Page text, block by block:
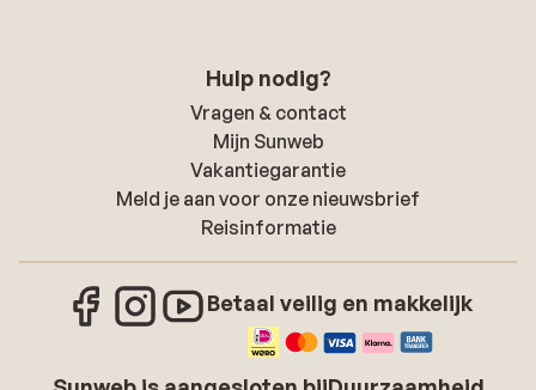
Hulp nodig?
Vragen & contact
Mijn Sunweb
Vakantiegarantie
Meld je aan voor onze nieuwsbrief
Reisinformatie
Betaal veilig en makkelijk